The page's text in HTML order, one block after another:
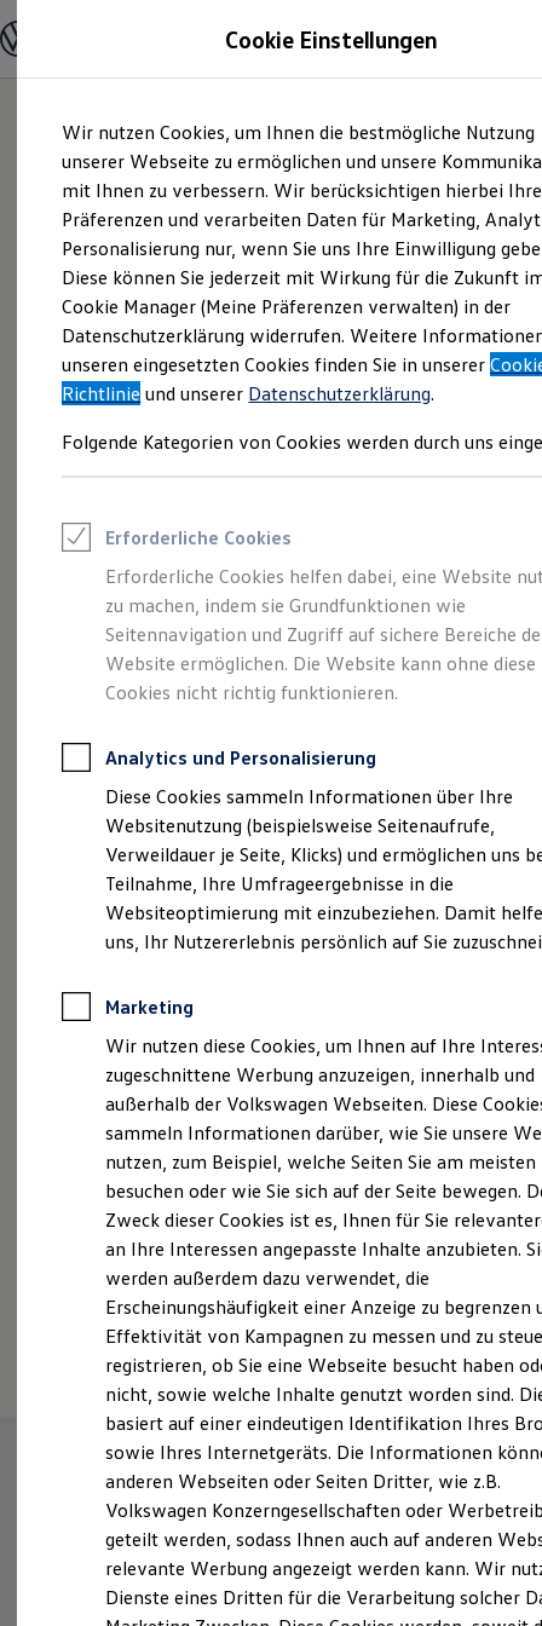
Hauptinhalt
springen
Footer
springen
Modelle und Konfigurator
Modelle vergleichen
Elektroautos
ENERGY Sondermodelle
Nutzfahrzeuge
SUV und CUV
Familienautos
Kombis
Kompaktwagen
Sportwagen
Schnell verfügbare Fahrzeuge
Angebote und Produkte
Aktuelle Angebote
E-Auto-Förderung
Volkswagen Marktplatz
Junge Gebrauchtwagen und Gebrauchtwagen
Saisonangebote
Leasing
Leasing-Angebote
Gebrauchtwagen Leasing
Junge Gebrauchtwagen-Leasing
Elektroauto Leasing
Kleinwagen-Leasing
Leasing ohne Anzahlung
Autokredit mit Schlussrate
Versicherungen und Garantien
Kfz-Versicherung
Restschuldversicherungen
Garantien
Wartungsverträge
Geschäftskunden
Professional Class bei Volkswagen
Großkunden
Behörden
Anpfiff zum Gewinn
Elektroautos
ID. Tutorials
Elektrofahrzeugkonzepte
Reichweite
Reichweite der ID. Modelle
Reichweite im Winter
Laden
Laden unterwegs
Laden Zuhause
Ladezeitensimulator
Batterie
Sicherheit
Garantie und Lebensdauer
Nachhaltigkeit
Technologie
Kosten und Kauf
Verbrauchskosten
Kaufoptionen
E-Auto-Förderung
Software und Konnektivität
Die ID. Software 6
ID. Software Versionen und Updates
Digitale Extras
Schnittstellen zu Ihrem ID.
Der ID.7 Tourer
Impressum & Rechtliches)
Probefahrt vereinbaren
Fahrzeugangebot anfordern
Serviceanfrage stellen
Cookie Einstellungen
Wir nutzen Cookies, um Ihnen die bestmögliche Nutzung
unserer Webseite zu ermöglichen und unsere
mit Ihnen zu verbessern. Wir berücksichtigen hierbei Ihre
Präferenzen und verarbeiten Daten für Marketing,
Personalisierung nur, wenn Sie uns Ihre Einwilligung
Diese können Sie jederzeit mit Wirkung für die Zukunft
Cookie Manager (Meine Präferenzen verwalten) in der
Datenschutzerklärung widerrufen. Weitere
unseren eingesetzten Cookies finden Sie in unserer
Richtlinie und unserer Datenschutzerklärung.
Folgende Kategorien von Cookies werden durch uns
Erforderliche Cookies
Erforderliche Cookies helfen dabei, eine Website
zu machen, indem sie Grundfunktionen wie
Seitennavigation und Zugriff auf sichere Bereiche
Website ermöglichen. Die Website kann ohne diese
Cookies nicht richtig funktionieren.
Analytics und Personalisierung
Diese Cookies sammeln Informationen über Ihre
Websitenutzung (beispielsweise Seitenaufrufe,
Verweildauer je Seite, Klicks) und ermöglichen uns
Teilnahme, Ihre Umfrageergebnisse in die
Websiteoptimierung mit einzubeziehen. Damit
uns, Ihr Nutzererlebnis persönlich auf Sie
Marketing
Wir nutzen diese Cookies, um Ihnen auf Ihre
zugeschnittene Werbung anzuzeigen, innerhalb und
außerhalb der Volkswagen Webseiten. Diese
sammeln Informationen darüber, wie Sie unsere
nutzen, zum Beispiel, welche Seiten Sie am meisten
besuchen oder wie Sie sich auf der Seite bewegen.
Zweck dieser Cookies ist es, Ihnen für Sie
an Ihre Interessen angepasste Inhalte anzubieten.
werden außerdem dazu verwendet, die
Erscheinungshäufigkeit einer Anzeige zu begrenzen
Effektivität von Kampagnen zu messen und zu
registrieren, ob Sie eine Webseite besucht haben
nicht, sowie welche Inhalte genutzt worden sind.
basiert auf einer eindeutigen Identifikation Ihres
sowie Ihres Internetgeräts. Die Informationen
anderen Webseiten oder Seiten Dritter, wie z.B.
Volkswagen Konzerngesellschaften oder
geteilt werden, sodass Ihnen auch auf anderen
relevante Werbung angezeigt werden kann. Wir
Dienste eines Dritten für die Verarbeitung solcher